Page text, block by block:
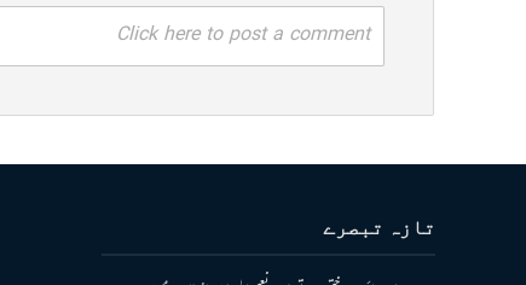
Click here to post a comment
تازہ تبصرے